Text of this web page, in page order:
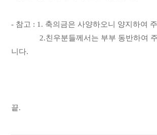
- 참고 : 1. 축의금은 사양하오니 양지하여
2.친우분들께서는 부부 동반하여 주
니다.
끝.